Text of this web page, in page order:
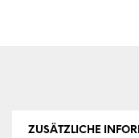
ZUSÄTZLICHE